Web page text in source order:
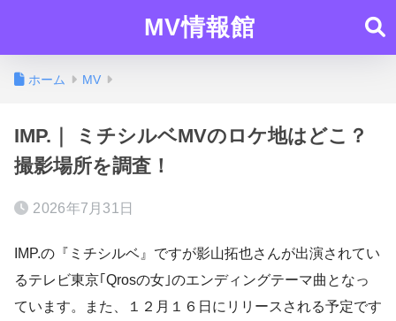
MV情報館
ホーム MV
IMP.｜ ミチシルベMVのロケ地はどこ？
撮影場所を調査！
2026年7月31日
IMP.の『ミチシルベ』ですが影山拓也さんが出演されてい
るテレビ東京｢Qrosの女｣のエンディングテーマ曲となっ
ています。また、１２月１６日にリリースされる予定です